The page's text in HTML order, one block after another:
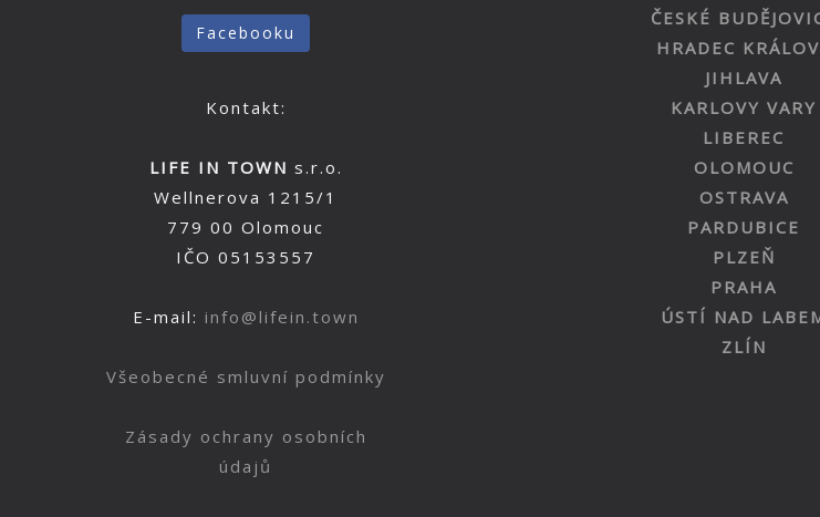
Facebooku
Kontakt:
LIFE IN TOWN s.r.o.
Wellnerova 1215/1
779 00 Olomouc
IČO 05153557
E-mail: info@lifein.town
Všeobecné smluvní podmínky
Zásady ochrany osobních
údajů
ČESKÉ
HRADEC
JIHLAVA
KARLOVY VARY
LIBEREC
OLOMOUC
OSTRAVA
PARDUBICE
PLZEŇ
PRAHA
ÚSTÍ NAD
ZLÍN